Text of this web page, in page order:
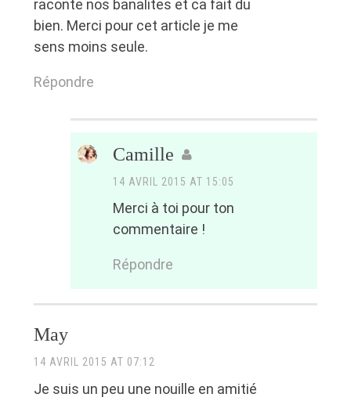
raconte nos banalites et ca fait du
bien. Merci pour cet article je me
sens moins seule.
Répondre
Camille
14 AVRIL 2015 AT 15:05
Merci à toi pour ton
commentaire !
Répondre
May
14 AVRIL 2015 AT 07:12
Je suis un peu une nouille en amitié